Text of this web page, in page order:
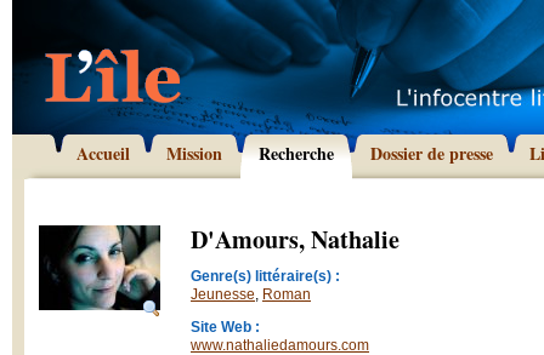
Accueil Mission Recherche Dossier de presse
D'Amours, Nathalie
Genre(s) littéraire(s) :
Jeunesse, Roman
Site Web :
www.nathaliedamours.com